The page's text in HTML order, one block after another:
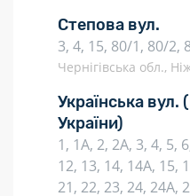
Степова вул.
3, 4, 15, 80/1, 80/2,
Чернігівська обл.,
Українська вул.
України)
1, 1А, 2, 2А, 3, 4, 5,
12, 13, 14, 14А, 15,
21, 22, 23, 24, 24А,